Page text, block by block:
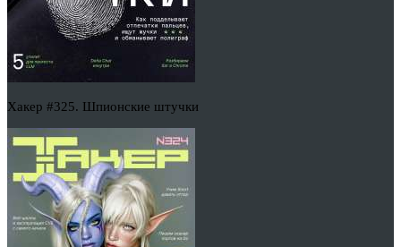
Хакер #325. Шпионские штучки